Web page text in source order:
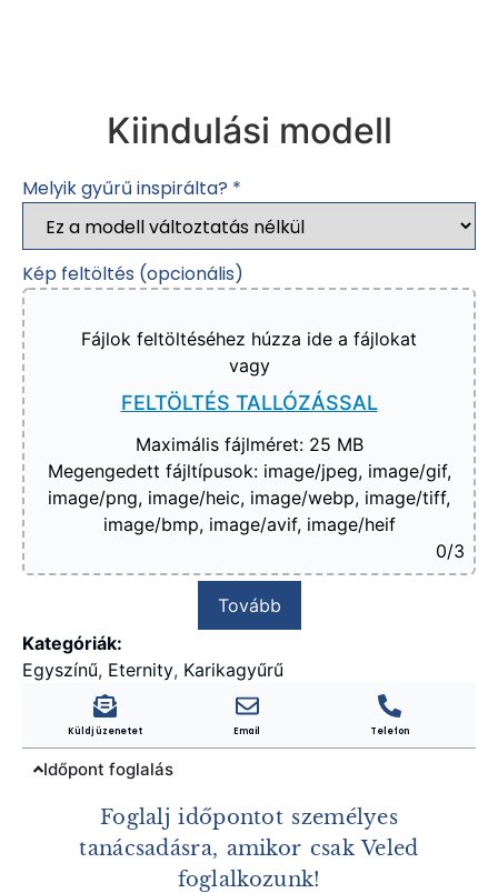
Kiindulási modell
Melyik gyűrű inspirálta? *
Kép feltöltés (opcionális)
Fájlok feltöltéséhez húzza ide a fájlokat
vagy
FELTÖLTÉS TALLÓZÁSSAL
Maximális fájlméret: 25 MB
Megengedett fájltípusok: image/jpeg, image/gif,
image/png, image/heic, image/webp, image/tiff,
image/bmp, image/avif, image/heif
0/3
Tovább
Kategóriák:
Egyszínű, Eternity, Karikagyűrű
Küldj üzenetet Email Telefon
Időpont foglalás
Foglalj időpontot személyes
tanácsadásra, amikor csak Veled
foglalkozunk!